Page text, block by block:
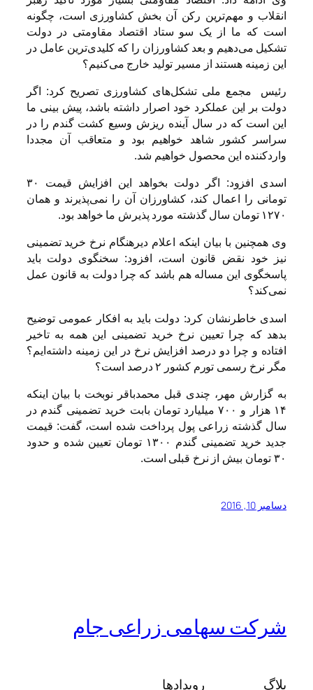
انقلاب و مهم‌ترین رکن آن بخش کشاورزی است، چگونه
است که ما از یک سو ستاد اقتصاد مقاومتی در دولت
تشکیل می‌دهیم و بعد کشاورزان را که کلیدی‌ترین عامل در
این زمینه هستند از مسیر تولید خارج می‌کنیم؟
رئیس مجمع ملی تشکل‌های کشاورزی تصریح کرد: اگر
دولت بر این عملکرد خود اصرار داشته باشد، پیش بینی ما
این است که در سال آینده ریزش وسیع کشت گندم را در
سراسر کشور شاهد خواهیم بود و متعاقب آن مجددا
واردکننده این محصول خواهیم شد.
اسدی افزود: اگر دولت بخواهد این افزایش قیمت ۳۰
تومانی را اعمال کند، کشاورزان آن را نمی‌پذیرند و همان
۱۲۷۰ تومان سال گذشته مورد پذیرش ما خواهد بود.
وی همچنین با بیان اینکه اعلام دیرهنگام نرخ خرید تضمینی
نیز خود نقض قانون است، افزود: سخنگوی دولت باید
پاسخگوی این مساله هم باشد که چرا دولت به قانون عمل
نمی‌کند؟
اسدی خاطرنشان کرد: دولت باید به افکار عمومی توضیح
بدهد که چرا تعیین نرخ خرید تضمینی این همه به تاخیر
افتاده و چرا دو درصد افزایش نرخ در این زمینه داشته‌ایم؟
مگر نرخ رسمی تورم کشور ۲ درصد است؟
به گزارش مهر، چندی قبل محمدباقر نوبخت با بیان اینکه
۱۴ هزار و ۷۰۰ میلیارد تومان بابت خرید تضمینی گندم در
سال گذشته زراعی پول پرداخت‌ شده است، گفت: قیمت
جدید خرید تضمینی گندم ۱۳۰۰ تومان تعیین‌ شده و حدود
۳۰ تومان بیش از نرخ قبلی است.
دسامبر 10, 2016
شرکت سهامی زراعی جام
بلاگ رویدادها